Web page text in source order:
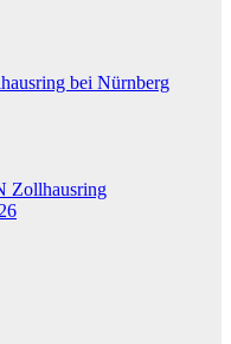
bei Nürnberg
Zollhausring